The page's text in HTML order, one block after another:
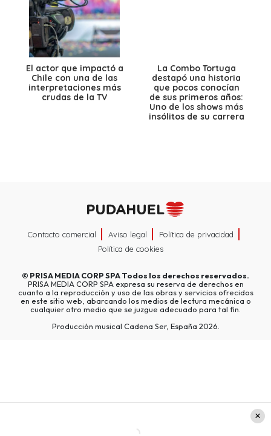
El actor que impactó a
Chile con una de las
interpretaciones más
crudas de la TV
La Combo Tortuga
destapó una historia
que pocos conocían
de sus primeros años:
Uno de los shows más
insólitos de su carrera
Contacto comercial Aviso legal
Política de privacidad
Política de cookies
© PRISA MEDIA CORP SPATodos los derechos reservados.
PRISA MEDIA CORP SPA expresa su reserva de derechos en
cuanto a la reproducción y uso de las obras y servicios ofrecidos
en este sitio web, abarcando los medios de lectura mecánica o
cualquier otro medio que se juzgue adecuado para tal fin.
Producción musical Cadena Ser, España 2026.